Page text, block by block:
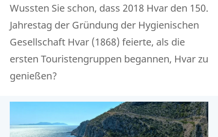
Wussten Sie schon, dass 2018 Hvar den 150.
Jahrestag der Gründung der Hygienischen
Gesellschaft Hvar (1868) feierte, als die
ersten Touristengruppen begannen, Hvar zu
genießen?